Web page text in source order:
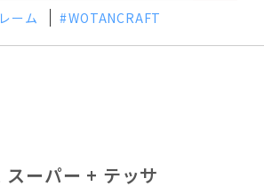
ーム WOTANCRAFT
スーパー + テッサ